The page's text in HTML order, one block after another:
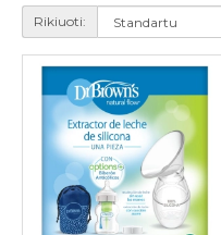
Rikiuoti: